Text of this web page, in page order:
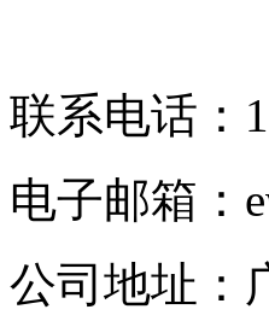
联系电话：
电子邮箱：
公司地址：